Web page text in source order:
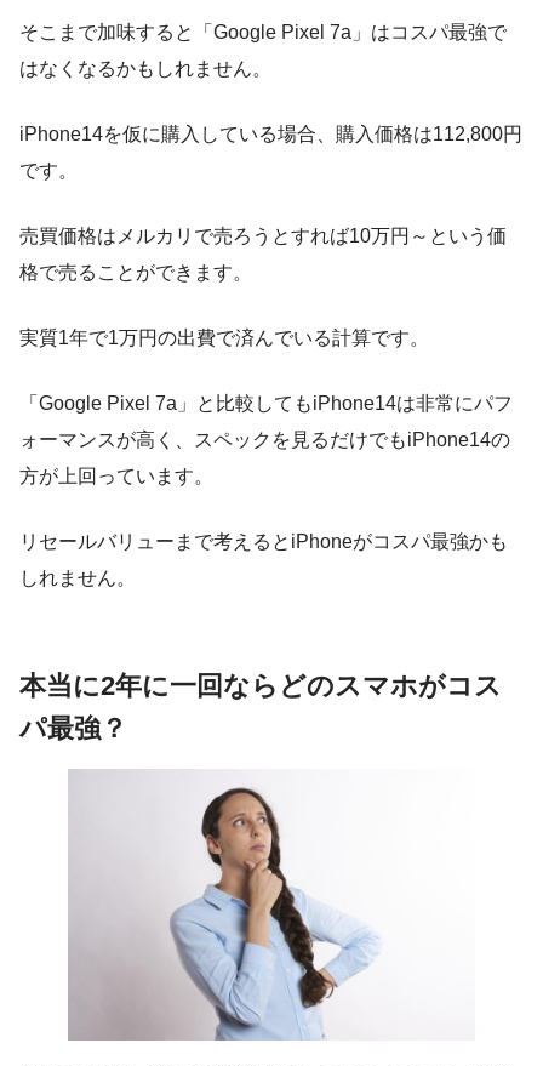
そこまで加味すると「Google Pixel 7a」はコスパ最強で
はなくなるかもしれません。
iPhone14を仮に購入している場合、購入価格は112,800円
です。
売買価格はメルカリで売ろうとすれば10万円～という価
格で売ることができます。
実質1年で1万円の出費で済んでいる計算です。
「Google Pixel 7a」と比較してもiPhone14は非常にパフ
ォーマンスが高く、スペックを見るだけでもiPhone14の
方が上回っています。
リセールバリューまで考えるとiPhoneがコスパ最強かも
しれません。
本当に2年に一回ならどのスマホがコス
パ最強？